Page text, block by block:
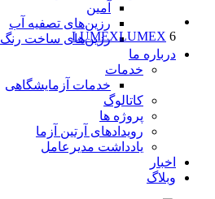
آمین
رزین‌های تصفیه آب
رزین‌های ساخت رنگ
درباره ما
خدمات
خدمات آزمایشگاهی
کاتالوگ
پروژه ها
رویدادهای آرتین آزما
یادداشت مدیرعامل
اخبار
وبلاگ
LUMEXLUMEX 6